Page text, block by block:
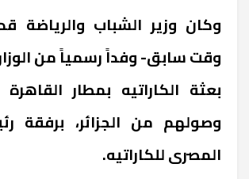
وكان وزير الشباب
وقت سابق- وفداً رسمياً من
بعثة الكاراتيه بمطار
وصولهم من الجزائر، برفقة
المصرى للكاراتيه.